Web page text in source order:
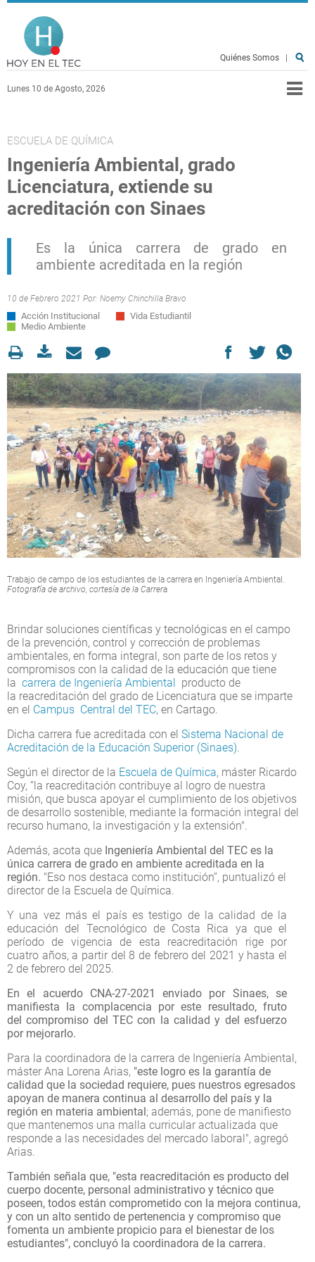
Pasar al contenido principal
Lunes 10 de Agosto, 2026
Quiénes Somos
ESCUELA DE QUÍMICA
Ingeniería Ambiental, grado
Licenciatura, extiende su
acreditación con Sinaes
Es la única carrera de grado en
ambiente acreditada en la región
10 de Febrero 2021 Por: Noemy Chinchilla Bravo
Acción Institucional
Vida Estudiantil
Medio Ambiente
Trabajo de campo de los estudiantes de la carrera en Ingeniería Ambiental.
Fotografía de archivo, cortesía de la Carrera.
Brindar soluciones científicas y tecnológicas en el campo
de la prevención, control y corrección de problemas
ambientales, en forma integral, son parte de los retos y
compromisos con la calidad de la educación que tiene
la carrera de Ingeniería Ambiental producto de
la reacreditación del grado de Licenciatura que se imparte
en el Campus Central del TEC, en Cartago.
Dicha carrera fue acreditada con el Sistema Nacional de
Acreditación de la Educación Superior (Sinaes).
Según el director de la Escuela de Química, máster Ricardo
Coy, “la reacreditación contribuye al logro de nuestra
misión, que busca apoyar el cumplimiento de los objetivos
de desarrollo sostenible, mediante la formación integral del
recurso humano, la investigación y la extensión".
Además, acota que Ingeniería Ambiental del TEC es la
única carrera de grado en ambiente acreditada en la
región. "Eso nos destaca como institución”, puntualizó el
director de la Escuela de Química.
Y una vez más el país es testigo de la calidad de la
educación del Tecnológico de Costa Rica ya que el
período de vigencia de esta reacreditación rige por
cuatro años, a partir del 8 de febrero del 2021 y hasta el
2 de febrero del 2025.
En el acuerdo CNA-27-2021 enviado por Sinaes, se
manifiesta la complacencia por este resultado, fruto
del compromiso del TEC con la calidad y del esfuerzo
por mejorarlo.
Para la coordinadora de la carrera de Ingeniería Ambiental,
máster Ana Lorena Arias, "este logro es la garantía de
calidad que la sociedad requiere, pues nuestros egresados
apoyan de manera continua al desarrollo del país y la
región en materia ambiental; además, pone de manifiesto
que mantenemos una malla curricular actualizada que
responde a las necesidades del mercado laboral", agregó
Arias.
También señala que, "esta reacreditación es producto del
cuerpo docente, personal administrativo y técnico que
poseen, todos están comprometido con la mejora continua,
y con un alto sentido de pertenencia y compromiso que
fomenta un ambiente propicio para el bienestar de los
estudiantes", concluyó la coordinadora de la carrera.